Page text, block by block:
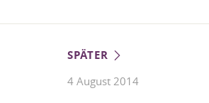
SPÄTER
4 August 2014